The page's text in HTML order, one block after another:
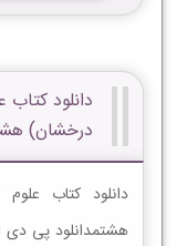
دانلود
درخشان)
دانلود کتاب
هشتمدانلود پی دی